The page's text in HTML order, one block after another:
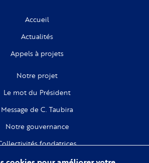
Accueil
Actualités
Appels à projets
Notre projet
Le mot du Président
Message de C. Taubira
Notre gouvernance
fondatrices